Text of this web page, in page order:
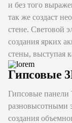
и без того
так же создаст
стене. Световой
создания ярких
стены, выступая
Гипсовые
Гипсовые панели
разновысотными
создания